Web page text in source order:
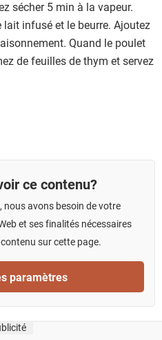
sécher 5 min à la vapeur.
lait infusé et le beurre. Ajoutez
Quand le poulet
de feuilles de thym et servez
ce contenu?
avons besoin de votre
et ses finalités nécessaires
sur cette page.
paramètres